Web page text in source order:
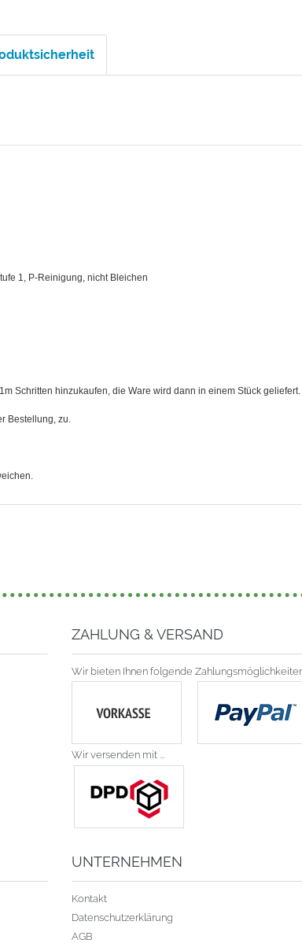
1, P-Reinigung, nicht Bleichen
Schritten hinzukaufen, die Ware wird dann in einem Stück geliefert.
Bestellung, zu.
ZAHLUNG & VERSAND
Wir bieten Ihnen folgende
Wir versenden mit ...
UNTERNEHMEN
Kontakt
Datenschutzerklärung
AGB